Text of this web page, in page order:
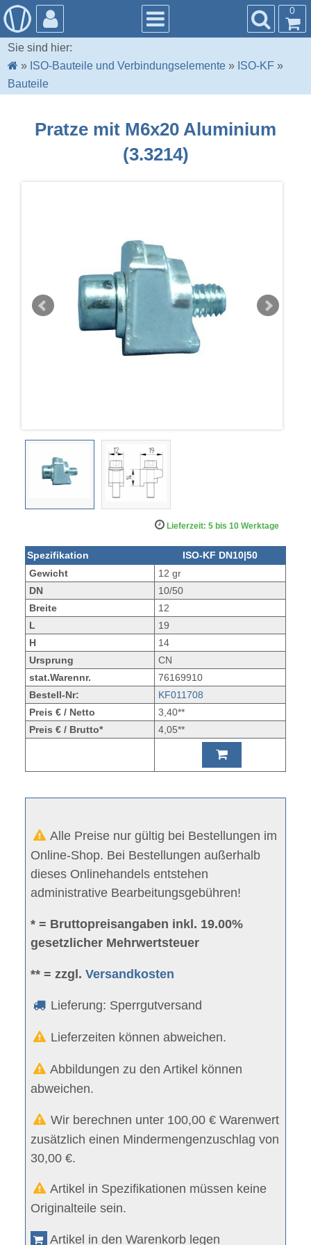
0
Sie sind hier:
» ISO-Bauteile und Verbindungselemente » ISO-KF »
Bauteile
Pratze mit M6x20 Aluminium
(3.3214)
Lieferzeit: 5 bis 10 Werktage
Spezifikation
ISO-KF DN10|50
Gewicht
12 gr
DN
10/50
Breite
12
L
19
H
14
Ursprung
CN
stat.Warennr.
76169910
Bestell-Nr:
KF011708
Preis € / Netto
3,40**
Preis € / Brutto*
4,05**
Alle Preise nur gültig bei Bestellungen im
Online-Shop. Bei Bestellungen außerhalb
dieses Onlinehandels entstehen
administrative Bearbeitungsgebühren!
* = Bruttopreisangaben inkl. 19.00%
gesetzlicher Mehrwertsteuer
** = zzgl.Versandkosten
Lieferung: Sperrgutversand
Lieferzeiten können abweichen.
Abbildungen zu den Artikel können
abweichen.
Wir berechnen unter 100,00 € Warenwert
zusätzlich einen Mindermengenzuschlag von
30,00 €.
Artikel in Spezifikationen müssen keine
Originalteile sein.
Artikel in den Warenkorb legen